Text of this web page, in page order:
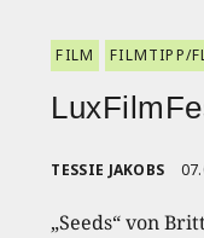
FILM FILMTIPP/
TESSIE JAKOBS
„Seeds“ von